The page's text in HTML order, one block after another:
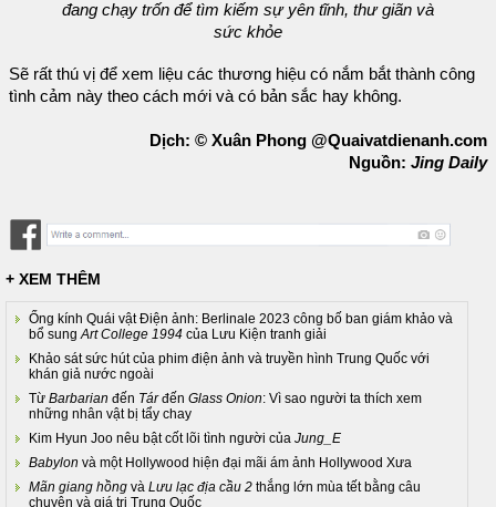
đang chạy trốn để tìm kiếm sự yên tĩnh, thư giãn và
sức khỏe
Sẽ rất thú vị để xem liệu các thương hiệu có nắm bắt thành công
tình cảm này theo cách mới và có bản sắc hay không.
Dịch: © Xuân Phong @Quaivatdienanh.com
Nguồn: Jing Daily
+ XEM THÊM
Ống kính Quái vật Điện ảnh: Berlinale 2023 công bố ban giám khảo và
bổ sungArt College 1994 của Lưu Kiện tranh giải
Khảo sát sức hút của phim điện ảnh và truyền hình Trung Quốc với
khán giả nước ngoài
Từ Barbarian đến Tárđến Glass Onion: Vì sao người ta thích xem
những nhân vật bị tẩy chay
Kim Hyun Joo nêu bật cốt lõi tình người của Jung_E
Babylon và một Hollywood hiện đại mãi ám ảnh Hollywood Xưa
Mãn giang hồng và Lưu lạc địa cầu 2 thắng lớn mùa tết bằng câu
chuyện và giá trị Trung Quốc